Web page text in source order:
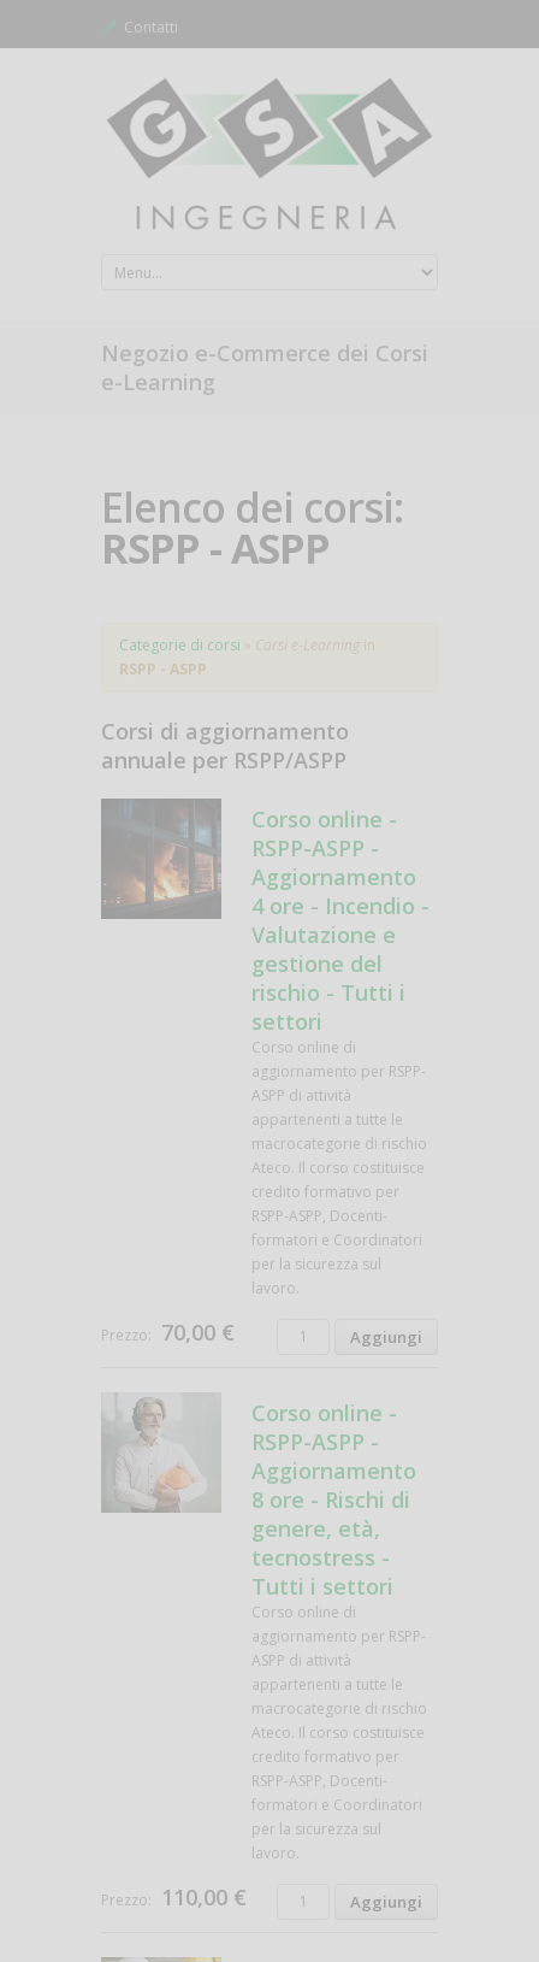
Contatti
Negozio e-Commerce dei Corsi
e-Learning
Elenco dei corsi:
RSPP - ASPP
Categorie di corsi » Corsi e-Learning in
RSPP - ASPP
Corsi di aggiornamento
annuale per RSPP/ASPP
Corso online -
RSPP-ASPP -
Aggiornamento
4 ore - Incendio -
Valutazione e
gestione del
rischio - Tutti i
settori
Corso online di
aggiornamento per RSPP-
ASPP di attività
appartenenti a tutte le
macrocategorie di rischio
Ateco. Il corso costituisce
credito formativo per
RSPP-ASPP, Docenti-
formatori e Coordinatori
per la sicurezza sul
lavoro.
Prezzo: 70,00 €
Corso online -
RSPP-ASPP -
Aggiornamento
8 ore - Rischi di
genere, età,
tecnostress -
Tutti i settori
Corso online di
aggiornamento per RSPP-
ASPP di attività
appartenenti a tutte le
macrocategorie di rischio
Ateco. Il corso costituisce
credito formativo per
RSPP-ASPP, Docenti-
formatori e Coordinatori
per la sicurezza sul
lavoro.
Prezzo: 110,00 €